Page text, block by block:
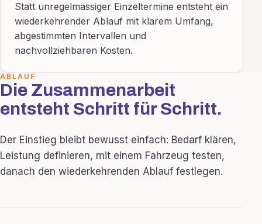
Statt unregelmässiger Einzeltermine entsteht ein
wiederkehrender Ablauf mit klarem Umfang,
abgestimmten Intervallen und
nachvollziehbaren Kosten.
ABLAUF
Die Zusammenarbeit
entsteht Schritt für Schritt.
Der Einstieg bleibt bewusst einfach: Bedarf klären,
Leistung definieren, mit einem Fahrzeug testen,
danach den wiederkehrenden Ablauf festlegen.